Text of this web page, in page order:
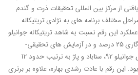
از مرکز بین­ المللی تحقیقات ذرت و گندم
مختلف برنامه­ های به ­نژادی تریتیکاله
این رقم نسبت به شاهد تریتیکاله جوانیلو
92 در آزمایش یکنواخت سازگاری 25 درصد و در آزمایش­ های تحقیقی-
ترویجی نسبت به شاهدهای جوانیلو 92، سناباد و پاژ به‏ ترتیب حدود 12
و 9 درصد بود. این رقم با عادت رشدی بهاره، علاوه بر برتری